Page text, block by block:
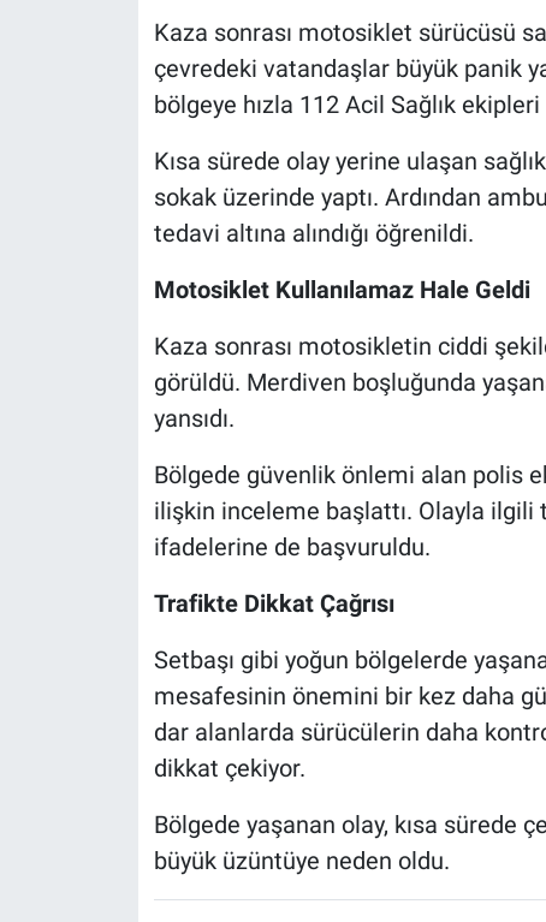
Kaza sonrası motosiklet sürücüsü
çevredeki vatandaşlar büyük panik
bölgeye hızla 112 Acil Sağlık
Kısa sürede olay yerine ulaşan
sokak üzerinde yaptı. Ardından
tedavi altına alındığı öğrenildi.
Motosiklet Kullanılamaz Hale Geldi
Kaza sonrası motosikletin ciddi
görüldü. Merdiven boşluğunda
yansıdı.
Bölgede güvenlik önlemi alan polis
ilişkin inceleme başlattı. Olayla ilgili
ifadelerine de başvuruldu.
Trafikte Dikkat Çağrısı
Setbaşı gibi yoğun bölgelerde
mesafesinin önemini bir kez daha
dar alanlarda sürücülerin daha
dikkat çekiyor.
Bölgede yaşanan olay, kısa sürede
büyük üzüntüye neden oldu.